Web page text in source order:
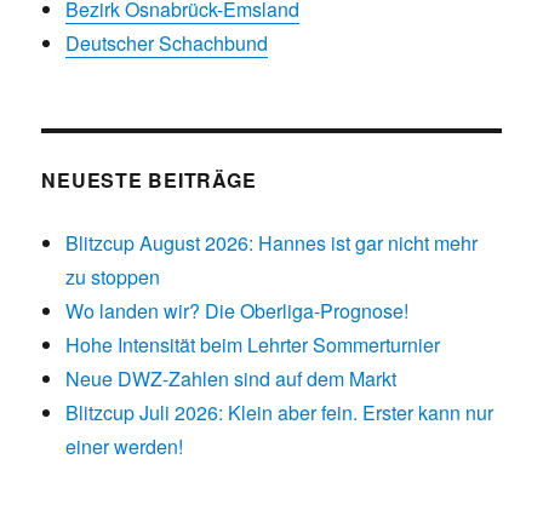
Bezirk Osnabrück-Emsland
Deutscher Schachbund
NEUESTE BEITRÄGE
Blitzcup August 2026: Hannes ist gar nicht mehr
zu stoppen
Wo landen wir? Die Oberliga-Prognose!
Hohe Intensität beim Lehrter Sommerturnier
Neue DWZ-Zahlen sind auf dem Markt
Blitzcup Juli 2026: Klein aber fein. Erster kann nur
einer werden!